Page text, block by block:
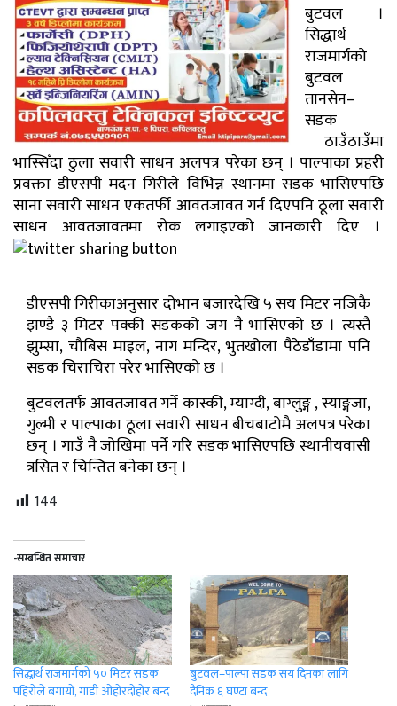
बुटवल ।
सिद्धार्थ
राजमार्गको
बुटवल
तानसेन–
सडक
ठाउँठाउँमा
भास्सिँदा ठुला सवारी साधन अलपत्र परेका छन् । पाल्पाका प्रहरी
प्रवक्ता डीएसपी मदन गिरीले विभिन्न स्थानमा सडक भासिएपछि
साना सवारी साधन एकतर्फी आवतजावत गर्न दिएपनि ठूला सवारी
साधन आवतजावतमा रोक लगाइएको जानकारी दिए ।
डीएसपी गिरीकाअनुसार दोभान बजारदेखि ५ सय मिटर नजिकै
झण्डै ३ मिटर पक्की सडकको जग नै भासिएको छ । त्यस्तै
झुम्सा, चौबिस माइल, नाग मन्दिर, भुतखोला पैठेडाँडामा पनि
सडक चिराचिरा परेर भासिएको छ ।
बुटवलतर्फ आवतजावत गर्ने कास्की, म्याग्दी, बाग्लुङ्ग , स्याङ्गजा,
गुल्मी र पाल्पाका ठूला सवारी साधन बीचबाटोमै अलपत्र परेका
छन् । गाउँ नै जोखिमा पर्ने गरि सडक भासिएपछि स्थानीयवासी
त्रसित र चिन्तित बनेका छन् ।
144
-सम्बन्धित समाचार
सिद्धार्थ राजमार्गको ५० मिटर सडक
पहिरोले बगायो, गाडी ओहोरदोहोर बन्द
बुटवल–पाल्पा सडक सय दिनका लागि
दैनिक ६ घण्टा बन्द